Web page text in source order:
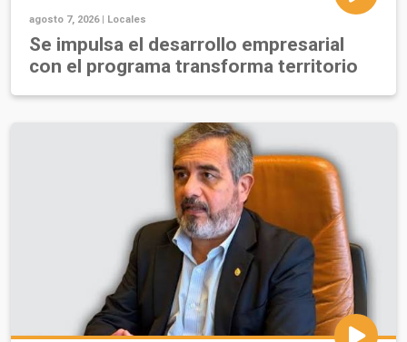
agosto 7, 2026 | Locales
Se impulsa el desarrollo empresarial
con el programa transforma territorio